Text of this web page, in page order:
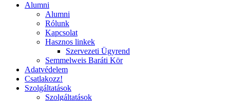
Alumni
Alumni
Rólunk
Kapcsolat
Hasznos linkek
Szervezeti Ügyrend
Semmelweis Baráti Kör
Adatvédelem
Csatlakozz!
Szolgáltatások
Szolgáltatások